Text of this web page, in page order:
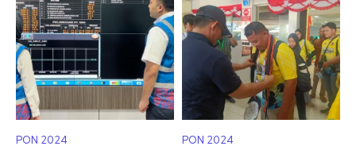
PON 2024 PON 2024